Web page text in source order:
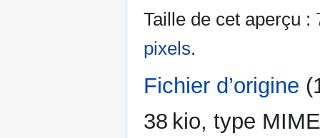
Taille de cet aperçu :
pixels.
Fichier d’origine
38 kio, type